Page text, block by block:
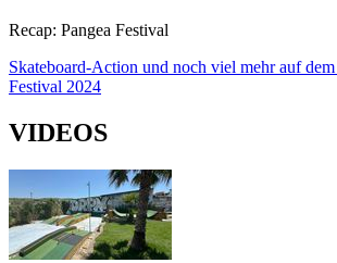
Recap: Pangea Festival
Skateboard-Action und noch viel mehr auf
Festival 2024
VIDEOS